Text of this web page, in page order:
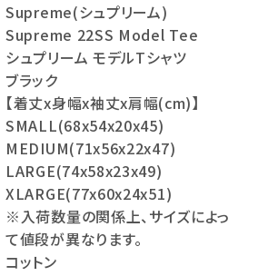
Supreme(シュプリーム)
Supreme 22SS Model Tee
シュプリーム モデルTシャツ
ブラック
【着丈x身幅x袖丈x肩幅(cm)】
SMALL(68x54x20x45)
MEDIUM(71x56x22x47)
LARGE(74x58x23x49)
XLARGE(77x60x24x51)
※入荷数量の関係上、サイズによっ
て値段が異なります。
コットン